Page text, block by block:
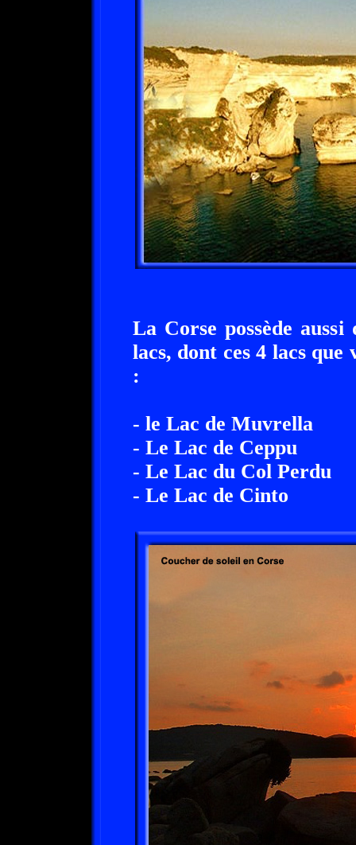
La Corse possède
lacs, dont ces 4 lacs
:
- le Lac de Muvrella
- Le Lac de Ceppu
- Le Lac du Col Perdu
- Le Lac de Cinto